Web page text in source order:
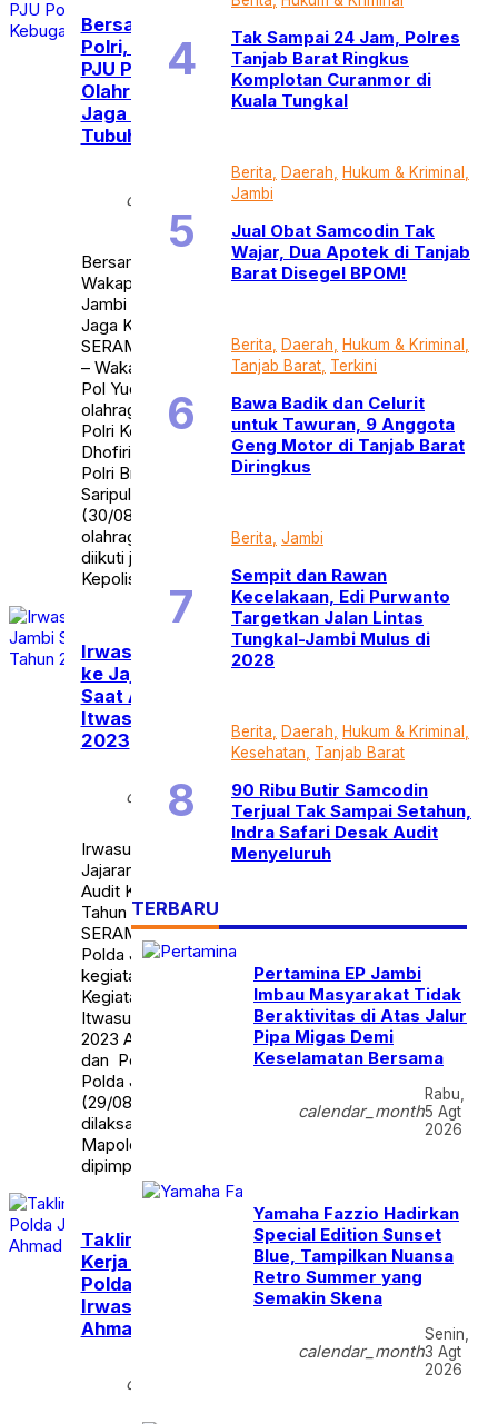
Bersama Irwasum
Polri, Wakapolda dan
PJU Polda Jambi
Olahraga Bersama
Jaga Kebugaran
Tubuh
calendar_month
Rabu,
30
2023
Bersama Irwasum Polri,
Wakapolda dan PJU Polda
Jambi Olahraga Bersama
Jaga Kebugaran Tubuh
SERAMBIJAMBI.ID, JAMBI
– Wakapolda Jambi Brigjen
Pol Yudawan Roswinarso
olahraga bersama Irwasum
Polri Komjen Pol H. Ahmad
Dhofiri dan Irwil 1 Itwasum
Polri Brigjen Pol Agus
Saripul Hidayat pada Rabu,
(30/08/2023). Pada
olahraga bersama tersebut,
diikuti juga oleh Auditor
Kepolisian Madya TK […]
Irwasum Polri Apresiasi
ke Jajaran Polda Jambi
Saat Audit Kinerja
Itwasum Polri Tahun
2023
calendar_month
Selasa,
29 Agt
2023
Irwasum Polri Apresiasi ke
Jajaran Polda Jambi Saat
Audit Kinerja Itwasum Polri
Tahun 2023
SERAMBIJAMBI.ID, JAMBI –
Polda Jambi laksanakan
kegiatan Taklimat Akhir
Kegiatan Audit Kinerja
Itwasum Polri Tahun II T.A
2023 Aspek Pelaksanaan
dan Pengendalian di Jajaran
Polda Jambi pada Selasa,
(29/08/2023). Kegiatan yang
dilaksanakan di Aula Lantai IV
Mapolda Jambi tersebut
dipimpin […]
Taklimat Akhir Audit
Kerja Itwasum Polri
Polda Jambi dipimpin
Irwasum Komjen Pol
Ahmad Dhofiri
calendar_month
Tak Sampai 24 Jam, Polres
Tanjab Barat Ringkus
Komplotan Curanmor di
Kuala Tungkal
Berita Daerah Hukum & Kriminal
Jambi
Jual Obat Samcodin Tak
Wajar, Dua Apotek di Tanjab
Barat Disegel BPOM!
Berita Daerah Hukum & Kriminal
Tanjab Barat Terkini
Bawa Badik dan Celurit
untuk Tawuran, 9 Anggota
Geng Motor di Tanjab Barat
Diringkus
Berita Jambi
Sempit dan Rawan
Kecelakaan, Edi Purwanto
Targetkan Jalan Lintas
Tungkal-Jambi Mulus di
2028
Berita Daerah Hukum & Kriminal
Kesehatan
Tanjab Barat
90 Ribu Butir Samcodin
Terjual Tak Sampai Setahun,
Indra Safari Desak Audit
Menyeluruh
TERBARU
Pertamina EP Jambi
Imbau Masyarakat Tidak
Beraktivitas di Atas Jalur
Pipa Migas Demi
Keselamatan Bersama
calendar_month
Rabu,
5 Agt
2026
Yamaha Fazzio Hadirkan
Special Edition Sunset
Blue, Tampilkan Nuansa
Retro Summer yang
Semakin Skena
calendar_month
Senin,
3 Agt
2026